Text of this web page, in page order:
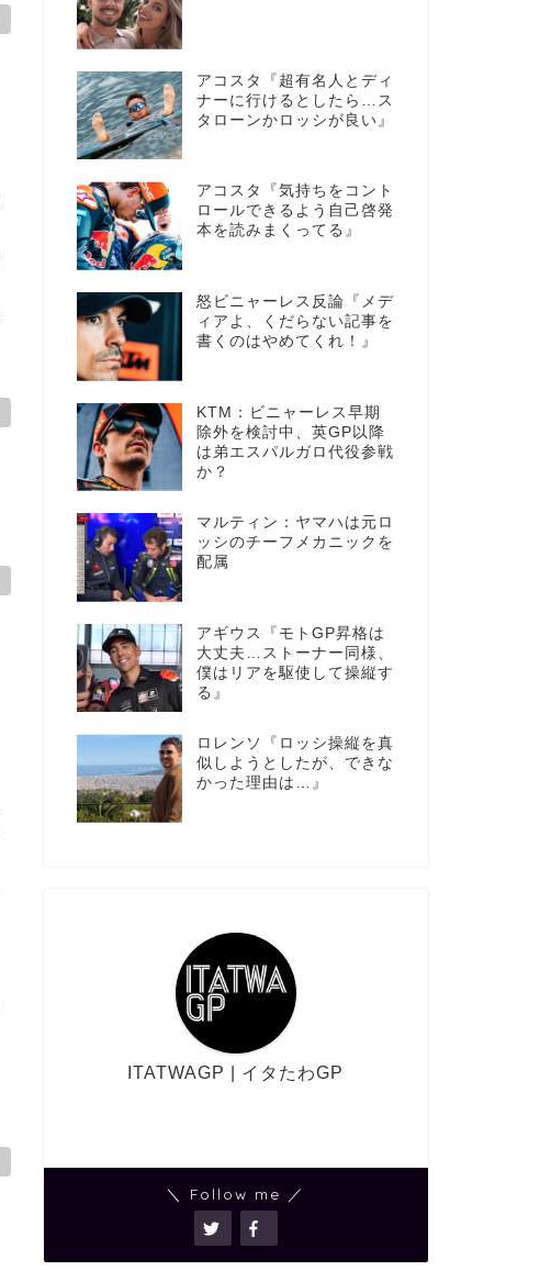
アコスタ『超有名人とディ
ナーに行けるとしたら…ス
タローンかロッシが良い』
アコスタ『気持ちをコント
ロールできるよう自己啓発
本を読みまくってる』
怒ビニャーレス反論『メデ
ィアよ、くだらない記事を
書くのはやめてくれ！』
KTM：ビニャーレス早期
除外を検討中、英GP以降
は弟エスパルガロ代役参戦
か？
マルティン：ヤマハは元ロ
ッシのチーフメカニックを
配属
アギウス『モトGP昇格は
大丈夫…ストーナー同様、
僕はリアを駆使して操縦す
る』
ロレンソ『ロッシ操縦を真
似しようとしたが、できな
かった理由は…』
ITATWAGP | イタたわGP
＼ Follow me ／